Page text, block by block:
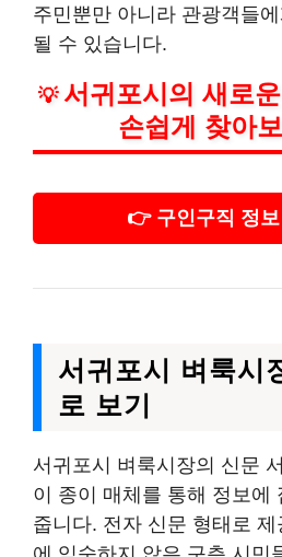
주민뿐만 아니라 관광객들
될 수 있습니다.
💡 서귀포시의 새로
손쉽게 찾아
👉 구인구직 정보
서귀포시 벼룩시
로 보기
서귀포시 벼룩시장의 신문
이 종이 매체를 통해 정보에
줍니다. 전자 신문 형태로